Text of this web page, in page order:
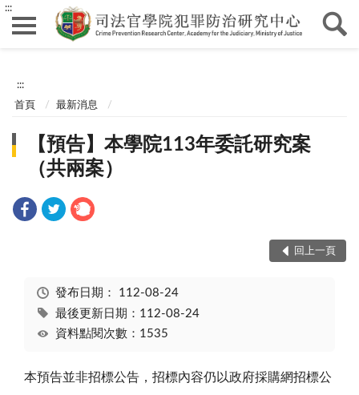
:::
:::
首頁 最新消息
【預告】本學院113年委託研究案
（共兩案）
回上一頁
發布日期： 112-08-24
最後更新日期：112-08-24
資料點閱次數：1535
本預告並非招標公告，招標內容仍以政府採購網招標公